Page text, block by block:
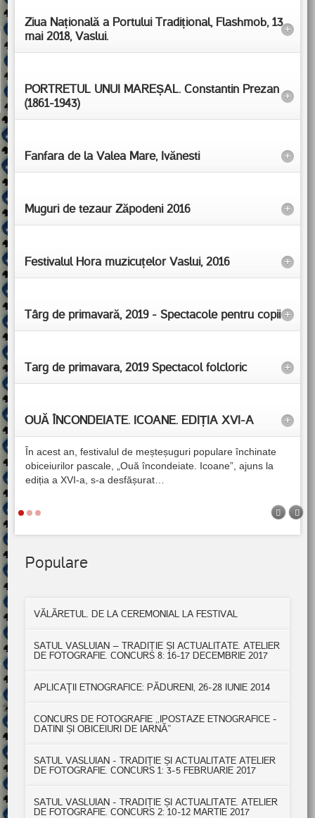
Ziua Națională a Portului Tradițional, Flashmob, 13
mai 2018, Vaslui.
+
PORTRETUL UNUI MAREȘAL. Constantin Prezan
(1861-1943)
+
Fanfara de la Valea Mare, Ivănesti +
Muguri de tezaur Zăpodeni 2016 +
Festivalul Hora muzicuțelor Vaslui, 2016 +
Târg de primavară, 2019 - Spectacole pentru copii +
Targ de primavara, 2019 Spectacol folcloric +
OUĂ ÎNCONDEIATE. ICOANE. EDIȚIA XVI-A +
În acest an, festivalul de meșteșuguri populare închinate
obiceiurilor pascale, „Ouă încondeiate. Icoane”, ajuns la
ediția a XVI-a, s-a desfășurat
Populare
VĂLĂRETUL. DE LA CEREMONIAL LA FESTIVAL
SATUL VASLUIAN – TRADIȚIE ȘI ACTUALITATE. ATELIER
DE FOTOGRAFIE. CONCURS 8: 16-17 DECEMBRIE 2017
APLICAŢII ETNOGRAFICE: PĂDURENI, 26-28 IUNIE 2014
CONCURS DE FOTOGRAFIE ,,IPOSTAZE ETNOGRAFICE -
DATINI ȘI OBICEIURI DE IARNĂ”
SATUL VASLUIAN - TRADIȚIE ȘI ACTUALITATE ATELIER
DE FOTOGRAFIE. CONCURS 1: 3-5 FEBRUARIE 2017
SATUL VASLUIAN - TRADIȚIE ȘI ACTUALITATE. ATELIER
DE FOTOGRAFIE. CONCURS 2: 10-12 MARTIE 2017